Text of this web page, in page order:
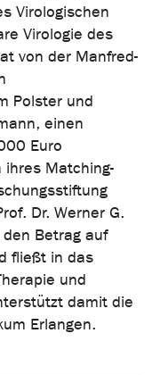
Virologischen
Virologie des
von der Manfred-
Polster und
einen
Euro
ihres Matching-
Dr. Werner G.
den Betrag auf
fließt in das
und
damit die
Erlangen.